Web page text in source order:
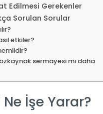
Edilmesi Gerekenler
Sorulan Sorular
etkiler?
sermayesi mi daha
İşe Yarar?